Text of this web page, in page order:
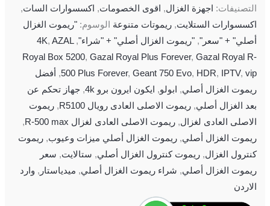
التصنيفات: اجهزة الغزال, اقوى الخصومات, اكسسوارات السات,
اكسسوارات الستلايت,ريموتات متنوعة الوسوم:"ريموت الغزال
أصلي" + "سعر","ريموت الغزال أصلي" + "شراء",
4K, AZAL
Royal Box 5200, Gazal Royal Plus Forever, Gazal Royal R-
500 Plus Forever, Geant 750 Evo, HDR, IPTV, vip
,
أفضل
ريموت الغزال أصلي, ابولو, ايكون ايرون برو 4k ,جهاز تحكم عن
بعد الغزال أصلي,ريموت الاصلى العادى رويال R5100 ,ريموت
الاصلى العادى لغزال,ريموت الاصلى العادى لغزال R-500 max
,
ريموت الغزال أصلي,ريموت الغزال أصلي ميزات وعيوب,ريموت
كنترول الغزال,ريموت كنترول الغزال أصلي, ستالايت, سعر
ريموت الغزال أصلي, شراء ريموت الغزال أصلي, ميدياستار , وارد
الاردن